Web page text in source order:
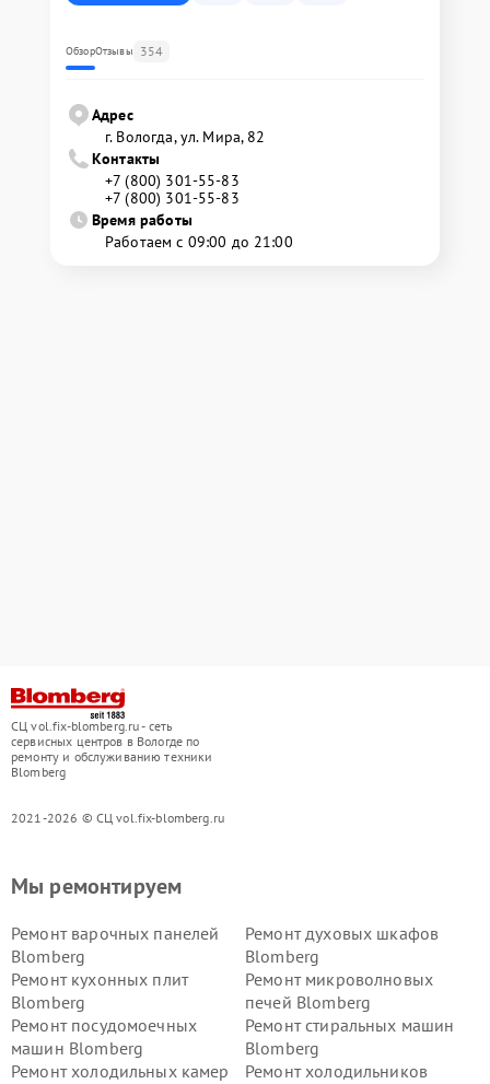
ОбзорОтзывы 354
Адрес
г. Вологда, ул. Мира, 82
Контакты
+7 (800) 301-55-83
+7 (800) 301-55-83
Время работы
Работаем с 09:00 до 21:00
СЦ vol.fix-blomberg.ru - сеть
сервисных центров в Вологде по
ремонту и обслуживанию техники
Blomberg
2021-2026 © СЦ vol.fix-blomberg.ru
Мы ремонтируем
Ремонт варочных панелей
Blomberg
Ремонт духовых шкафов
Blomberg
Ремонт кухонных плит
Blomberg
Ремонт микроволновых
печей Blomberg
Ремонт посудомоечных
машин Blomberg
Ремонт стиральных машин
Blomberg
Ремонт холодильных камер
Ремонт холодильников